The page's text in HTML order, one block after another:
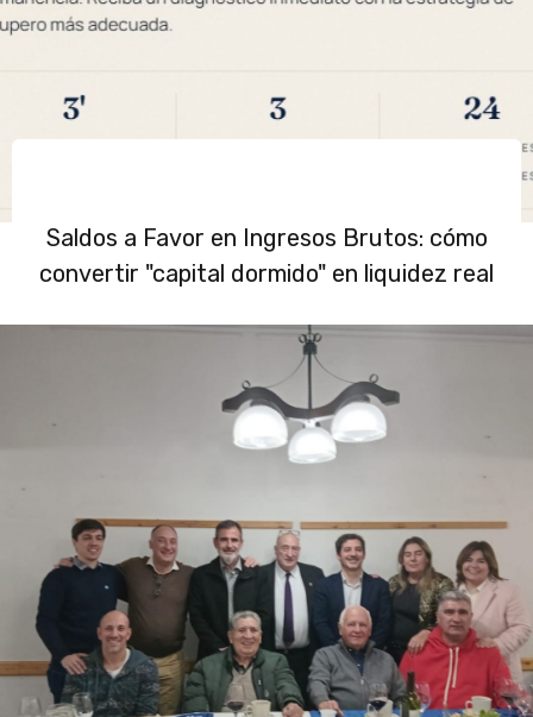
Saldos a Favor en Ingresos Brutos: cómo
convertir "capital dormido" en liquidez real